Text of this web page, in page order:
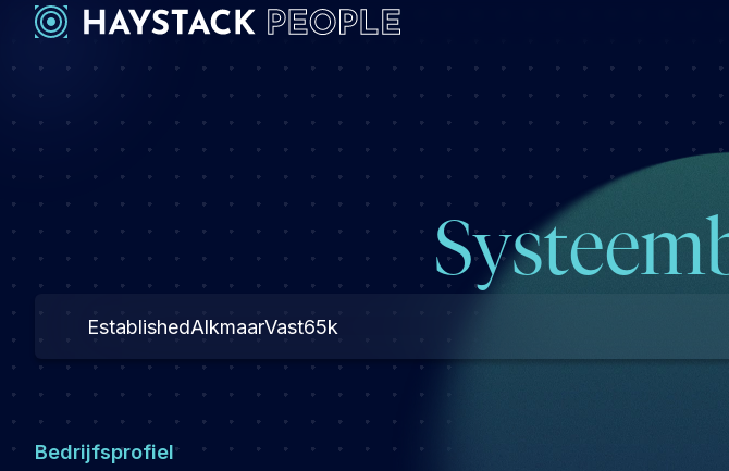
EstablishedAlkmaarVast65k
Bedrijfsprofiel